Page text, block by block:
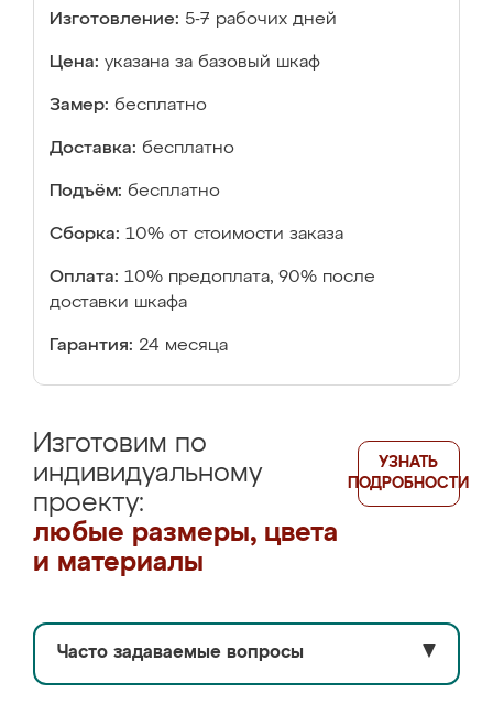
Изготовление: 5-7 рабочих дней
Цена: указана за базовый шкаф
Замер: бесплатно
Доставка: бесплатно
Подъём: бесплатно
Сборка: 10% от стоимости заказа
Оплата: 10% предоплата, 90% после
доставки шкафа
Гарантия: 24 месяца
Изготовим по
индивидуальному
проекту:
любые размеры, цвета
и материалы
УЗНАТЬ
ПОДРОБНОСТИ
Часто задаваемые вопросы ▼